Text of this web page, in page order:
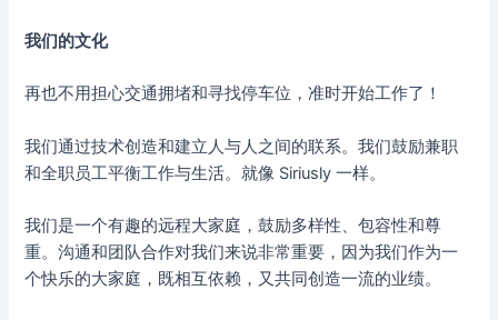
我们的文化
再也不用担心交通拥堵和寻找停车位，准时开始工作了！
我们通过技术创造和建立人与人之间的联系。我们鼓励兼职
和全职员工平衡工作与生活。就像 Siriusly 一样。
我们是一个有趣的远程大家庭，鼓励多样性、包容性和尊
重。沟通和团队合作对我们来说非常重要，因为我们作为一
个快乐的大家庭，既相互依赖，又共同创造一流的业绩。